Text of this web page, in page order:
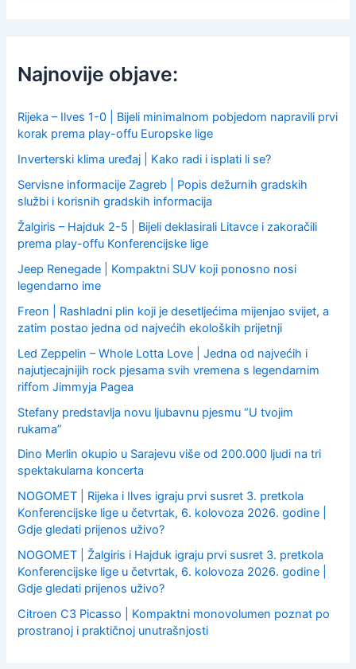
f
o
:
Najnovije objave:
Rijeka – Ilves 1-0 | Bijeli minimalnom pobjedom napravili prvi
korak prema play-offu Europske lige
Inverterski klima uređaj | Kako radi i isplati li se?
Servisne informacije Zagreb | Popis dežurnih gradskih
službi i korisnih gradskih informacija
Žalgiris – Hajduk 2-5 | Bijeli deklasirali Litavce i zakoračili
prema play-offu Konferencijske lige
Jeep Renegade | Kompaktni SUV koji ponosno nosi
legendarno ime
Freon | Rashladni plin koji je desetljećima mijenjao svijet, a
zatim postao jedna od najvećih ekoloških prijetnji
Led Zeppelin – Whole Lotta Love | Jedna od najvećih i
najutjecajnijih rock pjesama svih vremena s legendarnim
riffom Jimmyja Pagea
Stefany predstavlja novu ljubavnu pjesmu “U tvojim
rukama”
Dino Merlin okupio u Sarajevu više od 200.000 ljudi na tri
spektakularna koncerta
NOGOMET | Rijeka i Ilves igraju prvi susret 3. pretkola
Konferencijske lige u četvrtak, 6. kolovoza 2026. godine |
Gdje gledati prijenos uživo?
NOGOMET | Žalgiris i Hajduk igraju prvi susret 3. pretkola
Konferencijske lige u četvrtak, 6. kolovoza 2026. godine |
Gdje gledati prijenos uživo?
Citroen C3 Picasso | Kompaktni monovolumen poznat po
prostranoj i praktičnoj unutrašnjosti